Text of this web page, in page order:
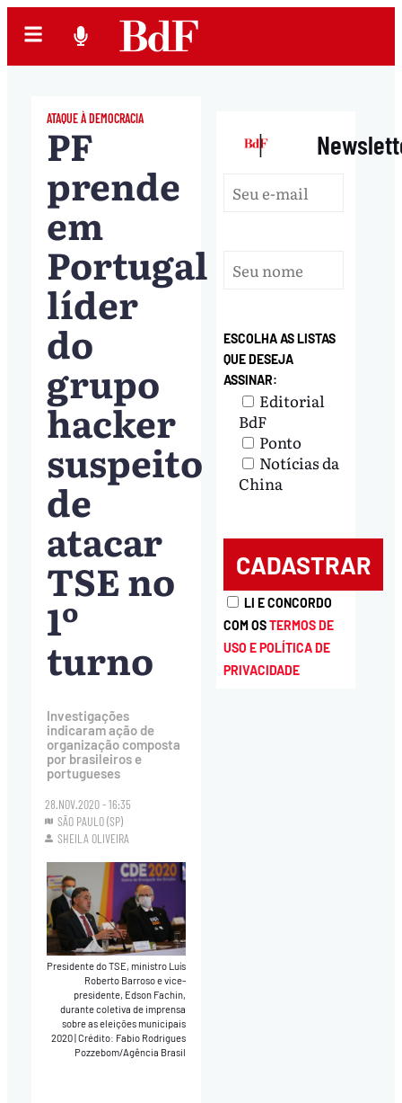
ATAQUE À DEMOCRACIA
PF
prende
em
Portugal
líder
do
grupo
hacker
suspeito
de
atacar
TSE no
1º
turno
Investigações
indicaram ação de
organização composta
por brasileiros e
portugueses
28.NOV.2020 - 16:35
SÃO PAULO (SP)
SHEILA OLIVEIRA
Presidente do TSE, ministro Luís
Roberto Barroso e vice-
presidente, Edson Fachin,
durante coletiva de imprensa
sobre as eleições municipais
2020|Crédito: Fabio Rodrigues
Pozzebom/Agência Brasil
|
ESCOLHA AS LISTAS
QUE DESEJA
ASSINAR:
Editorial
BdF
Ponto
Notícias da
China
LI E CONCORDO
COM OSTERMOS DE
USO E POLÍTICA DE
PRIVACIDADE